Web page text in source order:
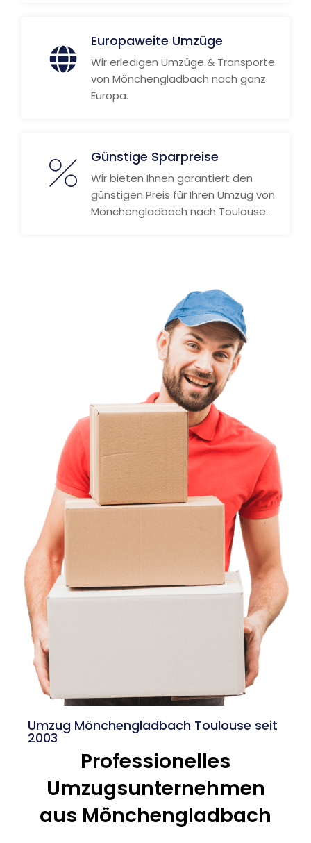
Europaweite Umzüge
Wir erledigen Umzüge & Transporte
von Mönchengladbach nach ganz
Europa.
Günstige Sparpreise
Wir bieten Ihnen garantiert den
günstigen Preis für Ihren Umzug von
Mönchengladbach nach Toulouse.
Umzug Mönchengladbach Toulouse seit
2003
Professionelles
Umzugsunternehmen
aus Mönchengladbach